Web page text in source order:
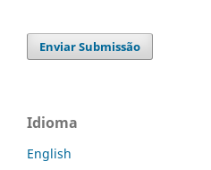
Enviar Submissão
Idioma
English